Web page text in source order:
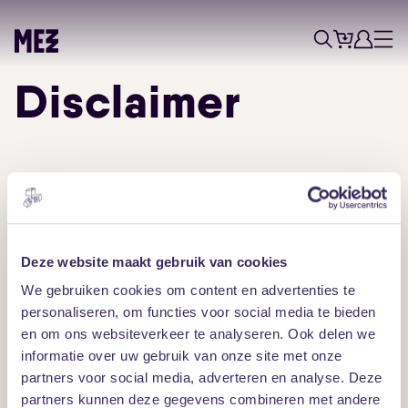
Deze website maakt gebruik van cookies
We gebruiken cookies om content en advertenties te
personaliseren, om functies voor social media te bieden
en om ons websiteverkeer te analyseren. Ook delen we
informatie over uw gebruik van onze site met onze
partners voor social media, adverteren en analyse. Deze
partners kunnen deze gegevens combineren met andere
Skip navigatie
ZoekTicketsAccount
Menu
Disclaimer
De concerten en evenementen op de website van MEZZ
kunnen worden gewijzigd, verplaatst en afgelast. Op deze
website staat altijd de meest up-to-date informatie over de
worden bezoekers die hier al tickets voor hebben
persoonlijk op de hoogte gebracht.
MEZZ respecteert het auteursrecht, portretrecht en
geestelijk eigendom. Waar nodig is toestemming gevraagd
voor de publicatie van teksten, beelden en verwijzingen.